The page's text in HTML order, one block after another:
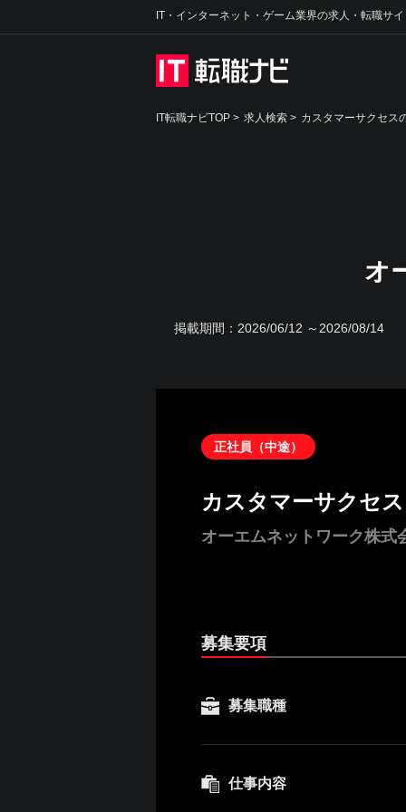
IT・インターネット・ゲーム業界の求人・転職サ
IT転職ナビTOP > 求人検索 > カスタマーサクセス
オ
掲載期間： 2026/06/12 ～2026/08/14
正社員（中途）
カスタマーサクセス
オーエムネットワーク株式
募集要項
募集職種
仕事内容